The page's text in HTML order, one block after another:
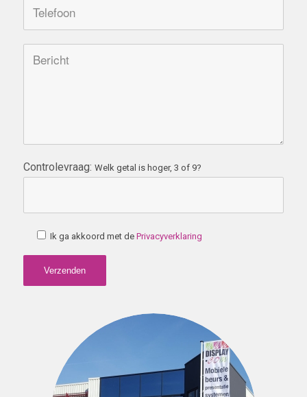
Controlevraag: Welk getal is hoger, 3 of 9?
Ik ga akkoord met de Privacyverklaring